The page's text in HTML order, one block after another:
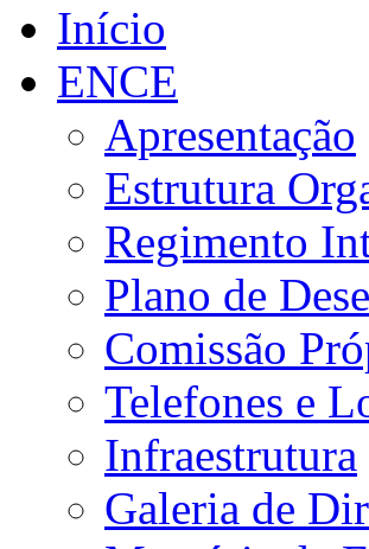
Início
ENCE
Apresentação
Estrutura
Regimento
Plano de
Comissão
Telefones e
Infraestrutura
Galeria de